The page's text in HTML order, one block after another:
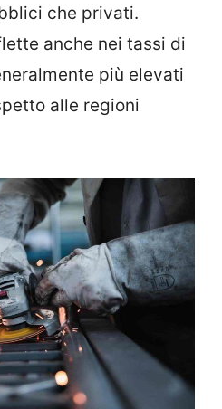
che privati.
anche nei tassi di
più elevati
alle regioni